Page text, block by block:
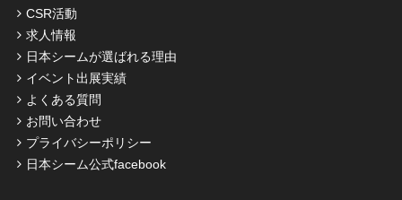
CSR活動
求人情報
日本シームが選ばれる理由
イベント出展実績
よくある質問
お問い合わせ
プライバシーポリシー
日本シーム公式facebook